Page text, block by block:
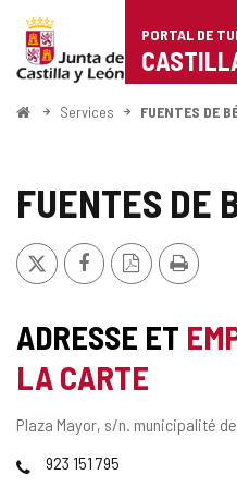
Portal
de
Turismo
Castilla
León
PORTAL DE
<
Services FUENTES DE
FUENTES DE
X FacebookVersion
PDF
Imprimer
ADRESSE ET
LA CARTE
Adresse
Plaza Mayor, s/n. municipalité de
Téléphones
923 151 795